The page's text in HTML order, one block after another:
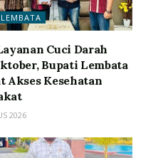
Cuci Darah
Bupati Lembata
Akses Kesehatan
2026